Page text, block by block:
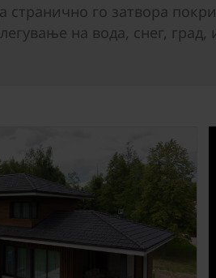
го затвора
на вода, снег,